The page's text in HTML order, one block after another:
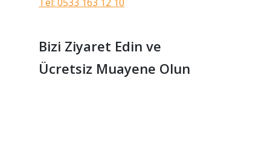
Bizi Ziyaret Edin ve
Ücretsiz Muayene Olun